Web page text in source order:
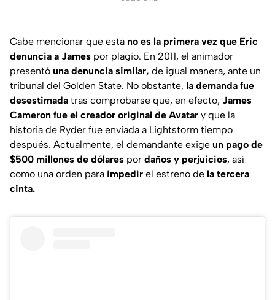
Cabe mencionar que esta no es la primera vez que Eric
denuncia a James por plagio. En 2011, el animador
presentó una denuncia similar, de igual manera, ante un
tribunal del Golden State. No obstante, la demanda fue
desestimada tras comprobarse que, en efecto, James
Cameron fue el creador original de Avatar y que la
historia de Ryder fue enviada a Lightstorm tiempo
después. Actualmente, el demandante exige un pago de
$500 millones de dólares por daños y perjuicios, así
como una orden para impedir el estreno de la tercera
cinta.